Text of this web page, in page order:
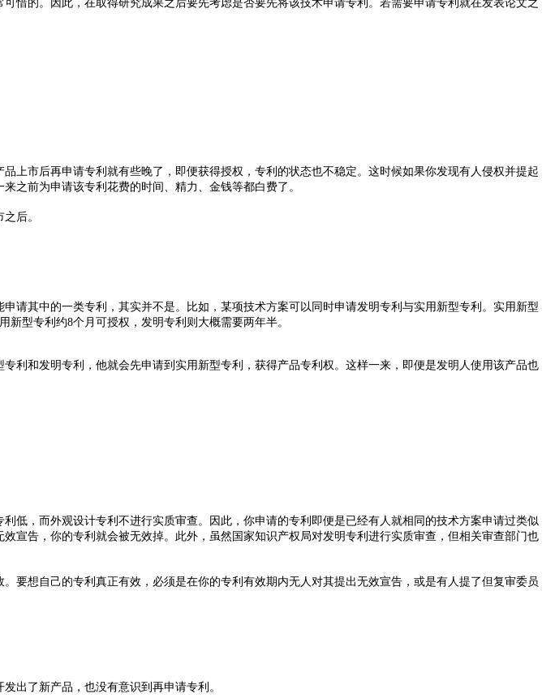
的。因此，在取得研究成果之后要先考虑是否要先将该技术申请专利。若需要申请专利就在发表论文之
市后再申请专利就有些晚了，即便获得授权，专利的状态也不稳定。这时候如果你发现有人侵权并提起
之前为申请该专利花费的时间、精力、金钱等都白费了。
后。
其中的一类专利，其实并不是。比如，某项技术方案可以同时申请发明专利与实用新型专利。实用新型
型专利约8个月可授权，发明专利则大概需要两年半。
和发明专利，他就会先申请到实用新型专利，获得产品专利权。这样一来，即便是发明人使用该产品也
，而外观设计专利不进行实质审查。因此，你申请的专利即便是已经有人就相同的技术方案申请过类似
宣告，你的专利就会被无效掉。此外，虽然国家知识产权局对发明专利进行实质审查，但相关审查部门也
想自己的专利真正有效，必须是在你的专利有效期内无人对其提出无效宣告，或是有人提了但复审委员
出了新产品，也没有意识到再申请专利。